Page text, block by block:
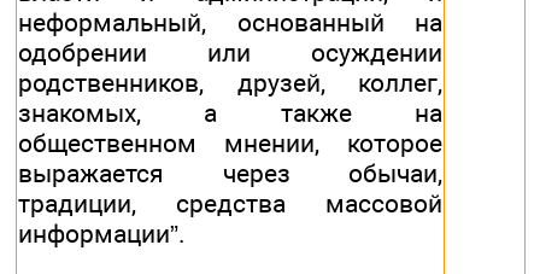
неформальный, основанный на
одобрении или осуждении
родственников, друзей, коллег,
знакомых, а также на
общественном мнении, которое
выражается через обычаи,
традиции, средства массовой
информации”.